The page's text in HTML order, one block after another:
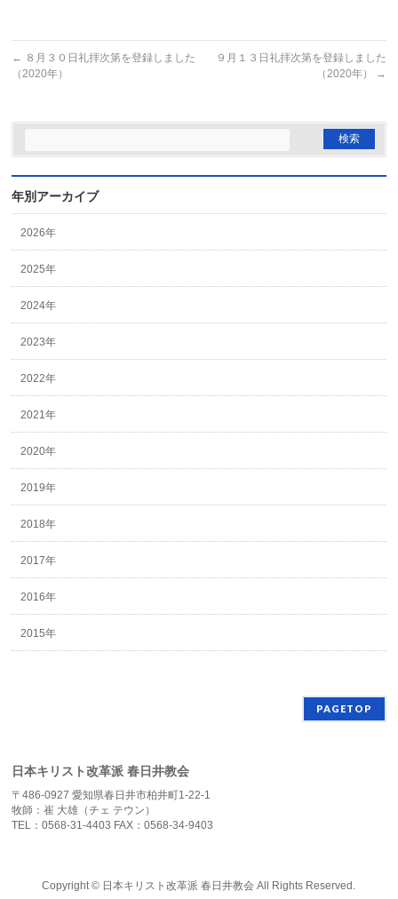
← ８月３０日礼拝次第を登録しました
（2020年）
９月１３日礼拝次第を登録しました
（2020年）
→
年別アーカイブ
2026年
2025年
2024年
2023年
2022年
2021年
2020年
2019年
2018年
2017年
2016年
2015年
PAGETOP
日本キリスト改革派 春日井教会
〒486-0927 愛知県春日井市柏井町1-22-1
牧師：崔 大雄（チェ テウン）
TEL：0568-31-4403 FAX：0568-34-9403
Copyright © 日本キリスト改革派 春日井教会 All Rights Reserved.